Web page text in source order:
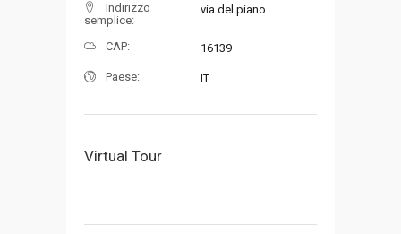
Indirizzo
semplice:
via del piano
CAP: 16139
Paese: IT
Virtual Tour